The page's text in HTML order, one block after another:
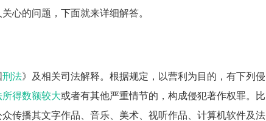
心的问题，下面就来详细解答。
刑法》及相关司法解释。根据规定，以营利为目的，有下列侵
所得数额较大或者有其他严重情节的，构成侵犯著作权罪。比
传播其文字作品、音乐、美术、视听作品、计算机软件及法